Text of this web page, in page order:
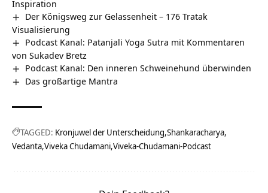
Inspiration
Der Königsweg zur Gelassenheit – 176 Tratak
Visualisierung
Podcast Kanal: Patanjali Yoga Sutra mit Kommentaren
von Sukadev Bretz
Podcast Kanal: Den inneren Schweinehund überwinden
Das großartige Mantra
TAGGED: Kronjuwel der Unterscheidung Shankaracharya
Vedanta Viveka Chudamani Viveka-Chudamani-Podcast